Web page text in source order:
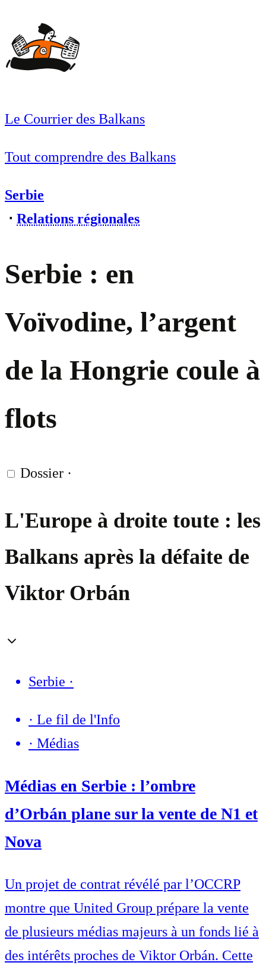
Le Courrier des Balkans
Tout comprendre des Balkans
Serbie
⋅ Relations régionales
Serbie : en
Voïvodine, l’argent
de la Hongrie coule à
flots
Dossier ·
L'Europe à droite toute : les
Balkans après la défaite de
Viktor Orbán
Serbie ·
· Le fil de l'Info
· Médias
Médias en Serbie : l’ombre
d’Orbán plane sur la vente de N1 et
Nova
Un projet de contrat révélé par l’OCCRP
montre que United Group prépare la vente
de plusieurs médias majeurs à un fonds lié à
des intérêts proches de Viktor Orbán. Cette